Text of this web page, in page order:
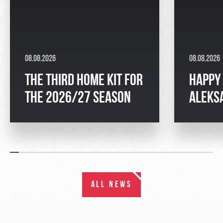
08.08.2026
THE THIRD HOME KIT FOR
THE 2026/27 SEASON
08.08.2026
ALL NEWS